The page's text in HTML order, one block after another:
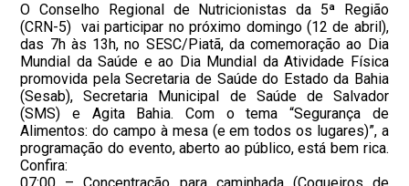
O Conselho Regional de Nutricionistas da 5ª Região
(CRN-5) vai participar no próximo domingo (12 de abril),
das 7h às 13h, no SESC/Piatã, da comemoração ao Dia
Mundial da Saúde e ao Dia Mundial da Atividade Física
promovida pela Secretaria de Saúde do Estado da Bahia
(Sesab), Secretaria Municipal de Saúde de Salvador
(SMS) e Agita Bahia. Com o tema “Segurança de
Alimentos: do campo à mesa (e em todos os lugares)”, a
programação do evento, aberto ao público, está bem rica.
Confira: